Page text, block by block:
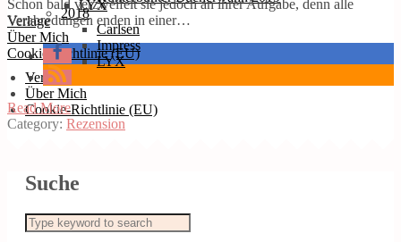
LYX
Verlage
Über Mich
Cookie-Richtlinie (EU)
2018
Carlsen
Impress
LYX
Verlage
Über Mich
Cookie-Richtlinie (EU)
Schon bald verzweifelt sie jedoch an ihrer Aufgabe, denn alle
Verabredungen enden in einer…
Read More
Category: Rezension
Suche